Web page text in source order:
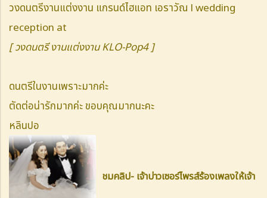
วงดนตรีงานแต่งงาน แกรนด์ไฮแอท เอราวัณ l wedding
reception at
[ วงดนตรี งานแต่งงาน KLO-Pop4 ]
ดนตรีในงานเพราะมากค่ะ
ตัดต่อน่ารักมากค่ะ ขอบคุณมากนะคะ
หลินปอ
ชมคลิป- เจ้าบ่าวเซอร์ไพรส์ร้องเพลงให้เจ้า